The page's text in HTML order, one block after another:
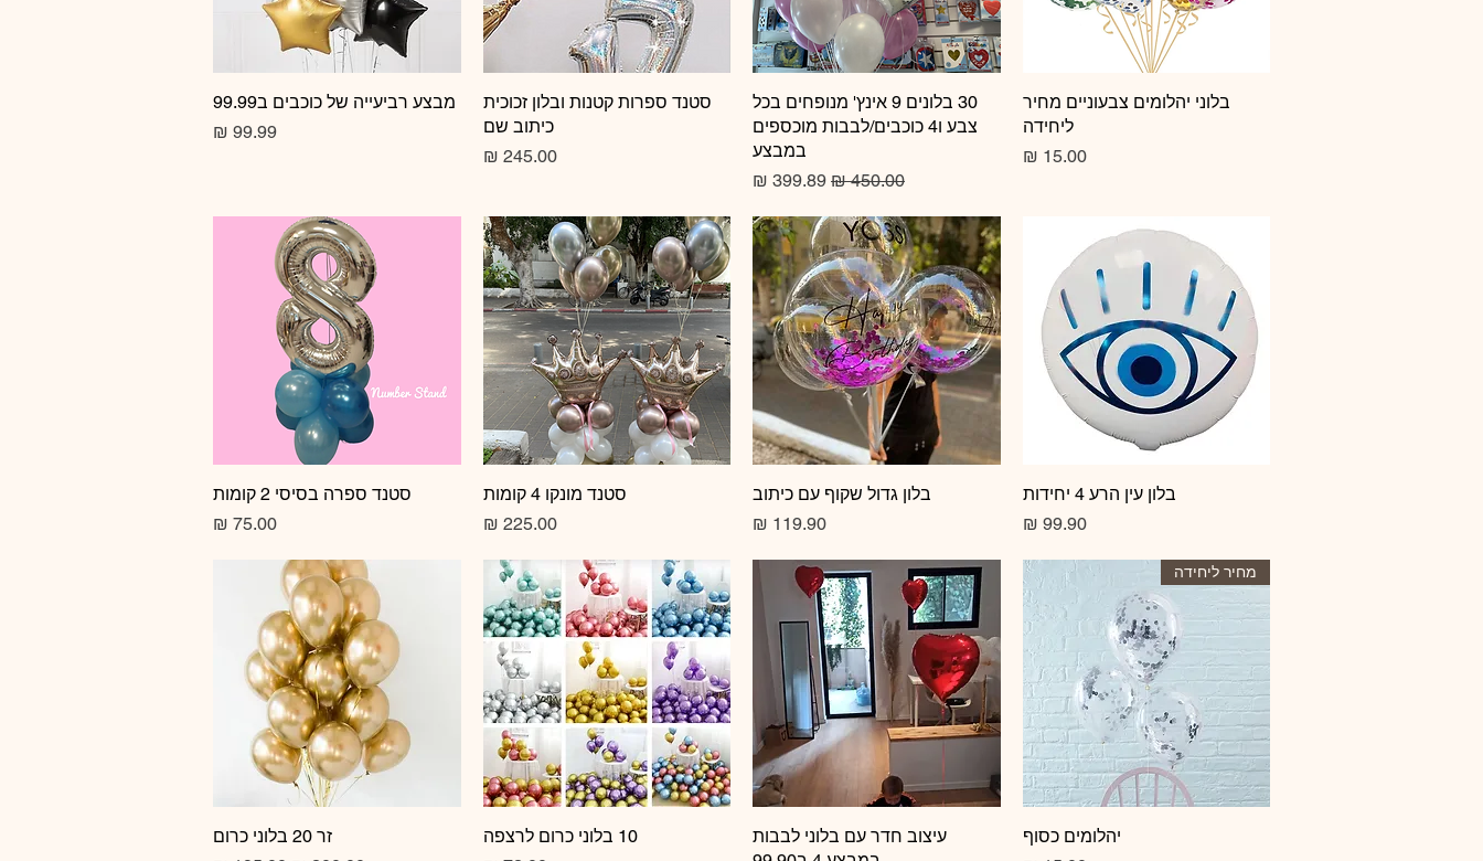
תצוגה מהירה
בלוני יהלומים צבעוניים מחיר
ליחידה
מחיר‏15.00 ‏₪
תצוגה מהירה
30 בלונים 9 אינץ' מנופחים בכל
צבע ו4 כוכבים/לבבות מוכספים
במבצע
מחיר רגיל מחיר מבצע
תצוגה מהירה
סטנד ספרות קטנות ובלון זכוכית
כיתוב שם
מחיר‏245.00 ‏₪
תצוגה מהירה
מבצע רביעייה של כוכבים ב99.99
מחיר
תצוגה מהירה
בלון עין הרע 4 יחידות
מחיר‏99.90 ‏₪
תצוגה מהירה
בלון גדול שקוף עם כיתוב
מחיר
תצוגה מהירה
סטנד מונקו 4 קומות
מחיר‏225.00 ‏₪
תצוגה מהירה
סטנד ספרה בסיסי 2 קומות
מחיר
תצוגה מהירה
מחיר ליחידה
יהלומים כסוף
תצוגה מהירה
עיצוב חדר עם בלוני לבבות
תצוגה מהירה
10 בלוני כרום לרצפה
תצוגה מהירה
זר 20 בלוני כרום